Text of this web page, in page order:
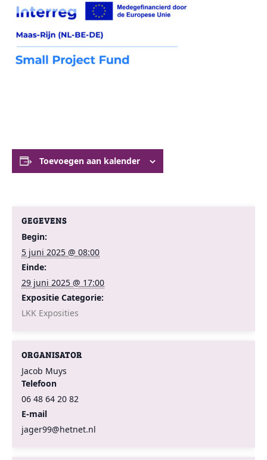
Toevoegen aan kalender
GEGEVENS
Begin:
5 juni 2025 @ 08:00
Einde:
29 juni 2025 @ 17:00
Expositie Categorie:
LKK Exposities
ORGANISATOR
Jacob Muys
Telefoon
06 48 64 20 82
E-mail
jager99@hetnet.nl